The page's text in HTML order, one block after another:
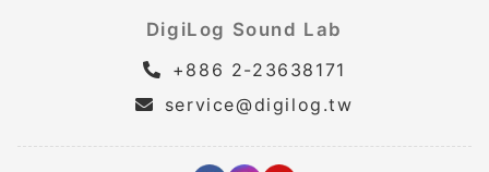
DigiLog Sound Lab
+886 2-23638171
service@digilog.tw